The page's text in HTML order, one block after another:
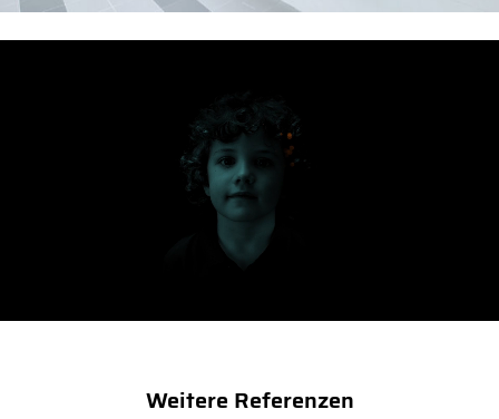
Weitere Referenzen